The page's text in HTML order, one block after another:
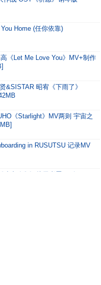
Home (任你依靠)
《Let Me Love You》MV+制作
&SISTAR 昭宥《下雨了》
《Starlight》MV两则 宇宙之
in RUSUTSU 记录MV